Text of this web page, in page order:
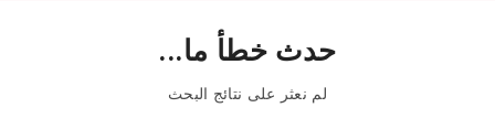
حدث خطأ ما...
لم نعثر على نتائج البحث